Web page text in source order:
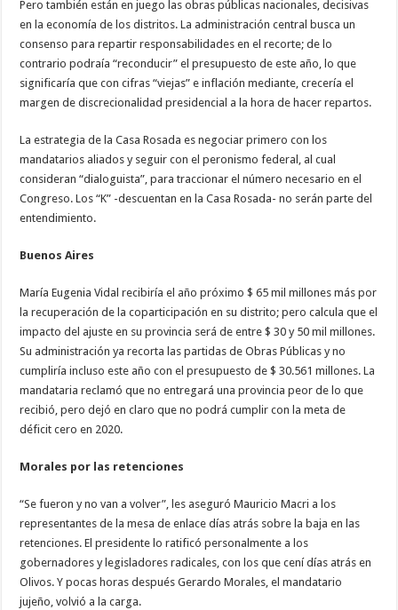
Pero también están en juego las obras públicas nacionales, decisivas
en la economía de los distritos. La administración central busca un
consenso para repartir responsabilidades en el recorte; de lo
contrario podraía “reconducir” el presupuesto de este año, lo que
significaría que con cifras “viejas” e inflación mediante, crecería el
margen de discrecionalidad presidencial a la hora de hacer repartos.
La estrategia de la Casa Rosada es negociar primero con los
mandatarios aliados y seguir con el peronismo federal, al cual
consideran “dialoguista”, para traccionar el número necesario en el
Congreso. Los “K” -descuentan en la Casa Rosada- no serán parte del
entendimiento.
Buenos Aires
María Eugenia Vidal recibiría el año próximo $ 65 mil millones más por
la recuperación de la coparticipación en su distrito; pero calcula que el
impacto del ajuste en su provincia será de entre $ 30 y 50 mil millones.
Su administración ya recorta las partidas de Obras Públicas y no
cumpliría incluso este año con el presupuesto de $ 30.561 millones. La
mandataria reclamó que no entregará una provincia peor de lo que
recibió, pero dejó en claro que no podrá cumplir con la meta de
déficit cero en 2020.
Morales por las retenciones
“Se fueron y no van a volver”, les aseguró Mauricio Macri a los
representantes de la mesa de enlace días atrás sobre la baja en las
retenciones. El presidente lo ratificó personalmente a los
gobernadores y legisladores radicales, con los que cení días atrás en
Olivos. Y pocas horas después Gerardo Morales, el mandatario
jujeño, volvió a la carga.